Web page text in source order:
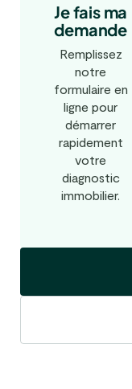
Je fais ma
demande
Remplissez
notre
formulaire en
ligne pour
démarrer
rapidement
votre
diagnostic
immobilier.